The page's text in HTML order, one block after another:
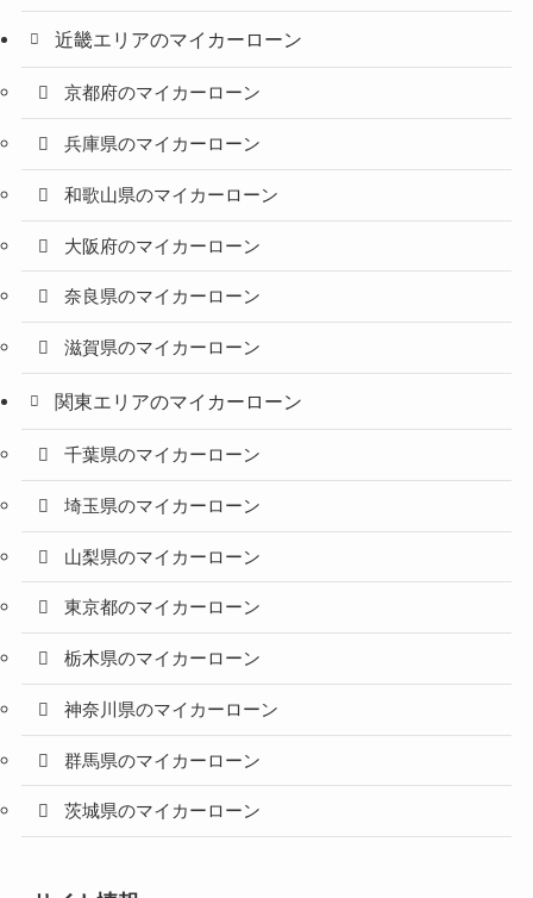
近畿エリアのマイカーローン
京都府のマイカーローン
兵庫県のマイカーローン
和歌山県のマイカーローン
大阪府のマイカーローン
奈良県のマイカーローン
滋賀県のマイカーローン
関東エリアのマイカーローン
千葉県のマイカーローン
埼玉県のマイカーローン
山梨県のマイカーローン
東京都のマイカーローン
栃木県のマイカーローン
神奈川県のマイカーローン
群馬県のマイカーローン
茨城県のマイカーローン